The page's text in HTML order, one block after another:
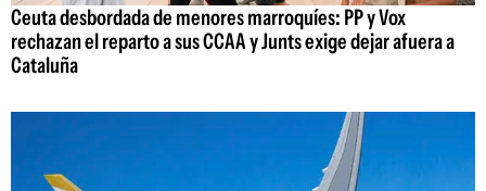
Ceuta desbordada de menores marroquíes: PP y Vox
rechazan el reparto a sus CCAA y Junts exige dejar afuera a
Cataluña